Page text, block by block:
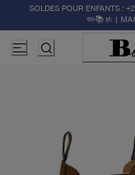
SOLDES POUR ENFANTS :
✏️📚🚸 |